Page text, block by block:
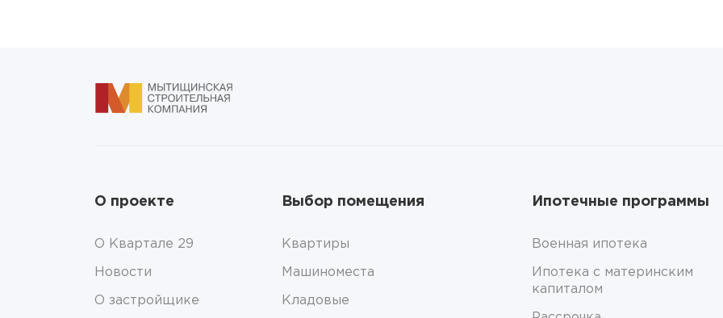
О проекте
О Квартале 29
Новости
О застройщике
Выбор помещения
Квартиры
Машиноместа
Кладовые
Ипотечные программы
Военная ипотека
Ипотека с материнским
капиталом